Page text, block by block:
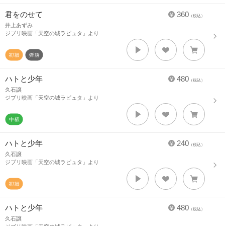
360 （税込）
君をのせて
井上あずみ
ジブリ映画「天空の城ラピュタ」より
480 （税込）
ハトと少年
久石譲
ジブリ映画「天空の城ラピュタ」より
240 （税込）
ハトと少年
久石譲
ジブリ映画「天空の城ラピュタ」より
480 （税込）
ハトと少年
久石譲